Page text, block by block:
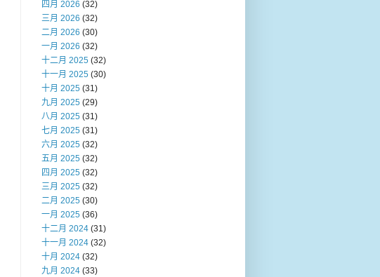
四月 2026 (32)
三月 2026 (32)
二月 2026 (30)
一月 2026 (32)
十二月 2025 (32)
十一月 2025 (30)
十月 2025 (31)
九月 2025 (29)
八月 2025 (31)
七月 2025 (31)
六月 2025 (32)
五月 2025 (32)
四月 2025 (32)
三月 2025 (32)
二月 2025 (30)
一月 2025 (36)
十二月 2024 (31)
十一月 2024 (32)
十月 2024 (32)
九月 2024 (33)